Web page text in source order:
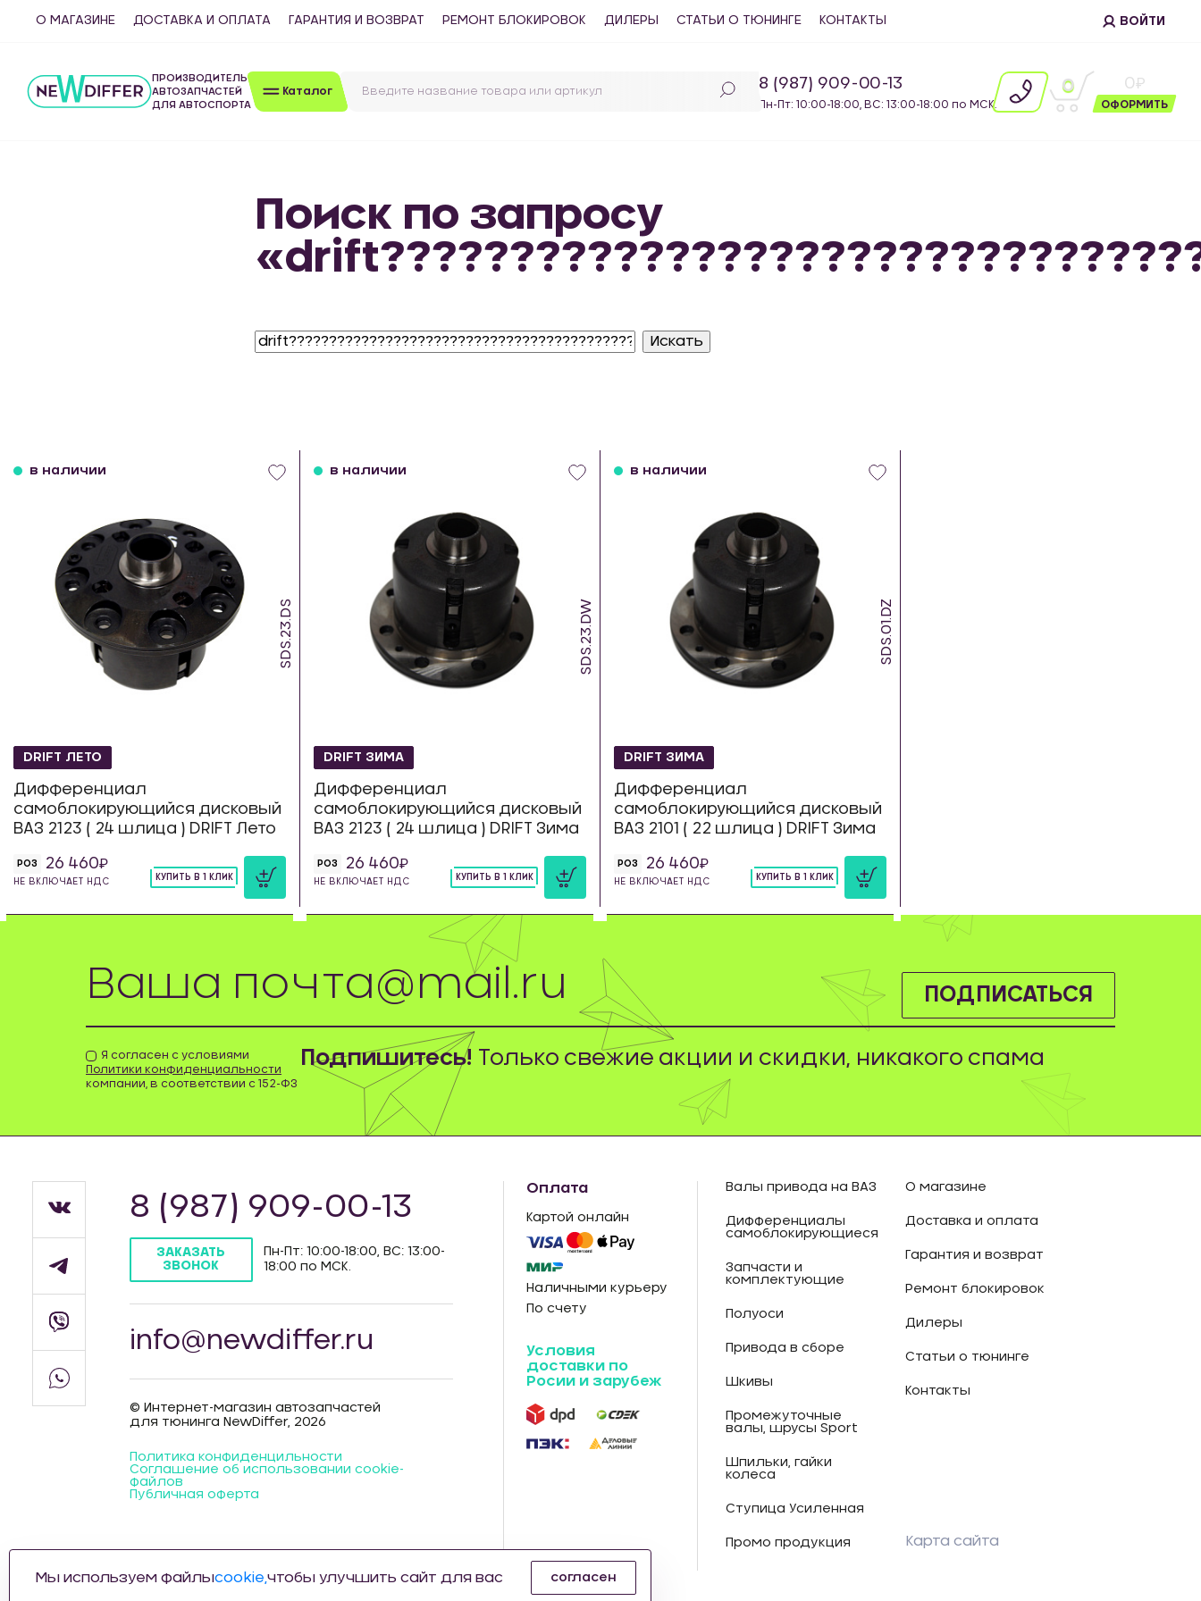
О МАГАЗИНЕ ДОСТАВКА И ОПЛАТА ГАРАНТИЯ И ВОЗВРАТ РЕМОНТ БЛОКИРОВОК ДИЛЕРЫ СТАТЬИ О ТЮНИНГЕ КОНТАКТЫ ВОЙТИ
ПРОИЗВОДИТЕЛЬ
АВТОЗАПЧАСТЕЙ
ДЛЯ АВТОСПОРТА
Каталог 8 (987) 909-00-13
Пн-Пт: 10:00-18:00, ВС: 13:00-18:00 по МСК.
0 0
ОФОРМИТЬ
Поиск по запросу
SDS.23.DS
в наличии
DRIFT ЛЕТО
Дифференциал
самоблокирующийся дисковый
ВАЗ 2123 ( 24 шлица ) DRIFT Лето
РОЗ 26 460
НЕ ВКЛЮЧАЕТ НДС КУПИТЬ В 1 КЛИК
SDS.23.DW
в наличии
DRIFT ЗИМА
Дифференциал
самоблокирующийся дисковый
ВАЗ 2123 ( 24 шлица ) DRIFT Зима
РОЗ 26 460
НЕ ВКЛЮЧАЕТ НДС КУПИТЬ В 1 КЛИК
SDS.01.DZ
в наличии
DRIFT ЗИМА
Дифференциал
самоблокирующийся дисковый
ВАЗ 2101 ( 22 шлица ) DRIFT Зима
РОЗ 26 460
НЕ ВКЛЮЧАЕТ НДС КУПИТЬ В 1 КЛИК
ПОДПИСАТЬСЯ
Я согласен с условиями
Политики конфиденциальности
компании, в соответствии с 152-ФЗ
Подпишитесь! Только свежие акции и скидки, никакого спама
8 (987) 909-00-13
ЗАКАЗАТЬ
ЗВОНОК
Пн-Пт: 10:00-18:00, ВС: 13:00-
18:00 по МСК.
info@newdiffer.ru
© Интернет-магазин автозапчастей
для тюнинга NewDiffer, 2026
Политика конфиденцильности
Соглашение об использовании cookie-
файлов
Публичная оферта
Оплата
Картой онлайн
Наличными курьеру
По счету
Условия
доставки по
Росии и зарубеж
Валы привода на ВАЗ
Дифференциалы
самоблокирующиеся
Запчасти и
комплектующие
Полуоси
Привода в сборе
Шкивы
Промежуточные
валы, шрусы Sport
Шпильки, гайки
колеса
Ступица Усиленная
Промо продукция
О магазине
Доставка и оплата
Гарантия и возврат
Ремонт блокировок
Дилеры
Статьи о тюнинге
Контакты
Карта сайта
Мы используем файлыcookie, чтобы улучшить сайт для вас согласен